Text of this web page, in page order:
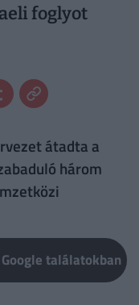
foglyot
átadta a
három
találatokban